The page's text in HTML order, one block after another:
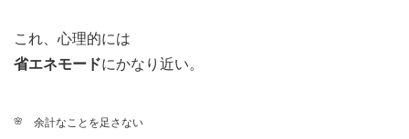
これ、心理的には
省エネモードにかなり近い。
余計なことを足さない